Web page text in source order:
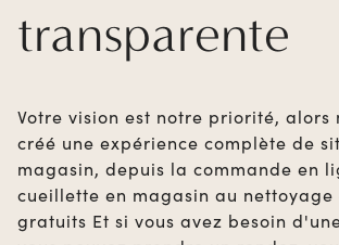
transparente
Votre vision est notre priorité, alors
créé une expérience complète de
magasin, depuis la commande en
cueillette en magasin au nettoyage
gratuits Et si vous avez besoin